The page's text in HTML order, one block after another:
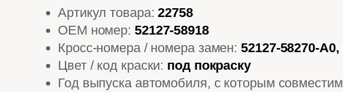
Артикул товара:22758
OEM номер: 52127-58918
Кросс-номера / номера замен:52127-58270-
Цвет / код краски: под покраску
Год выпуска автомобиля, с которым